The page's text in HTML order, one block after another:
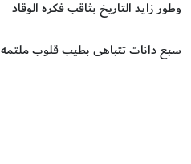
وطور زايد التاريخ بثاقب فكره الوقاد
سبع دانات تتباهى بطيب قلوب ملتمه